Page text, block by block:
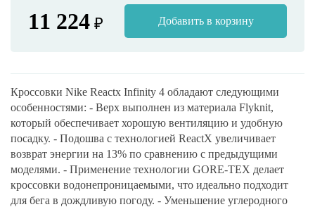
11 224 ₽ Добавить в корзину
Кроссовки Nike Reactx Infinity 4 обладают следующими
особенностями: - Верх выполнен из материала Flyknit,
который обеспечивает хорошую вентиляцию и удобную
посадку. - Подошва с технологией ReactX увеличивает
возврат энергии на 13% по сравнению с предыдущими
моделями. - Применение технологии GORE-TEX делает
кроссовки водонепроницаемыми, что идеально подходит
для бега в дождливую погоду. - Уменьшение углеродного